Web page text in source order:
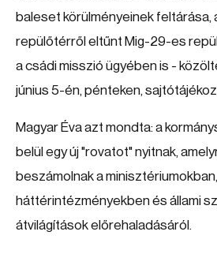
baleset körülményeinek feltárása,
repülőtérről eltűnt Mig-29-es
a csádi misszió ügyében is -
június 5-én, pénteken,
Magyar Éva azt mondta: a
belül egy új "rovatot" nyitnak,
beszámolnak a minisztériumokban,
háttérintézményekben és állami
átvilágítások előrehaladásáról.